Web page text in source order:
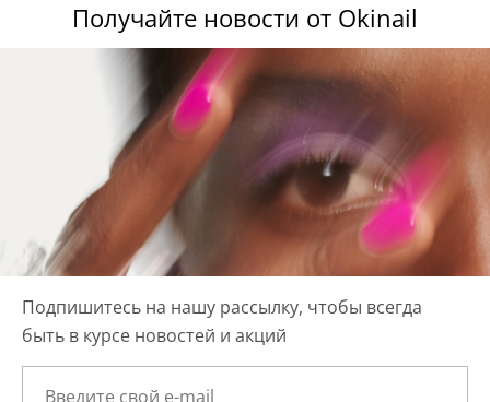
Получайте новости от Okinail
Подпишитесь на нашу рассылку, чтобы всегда
быть в курсе новостей и акций